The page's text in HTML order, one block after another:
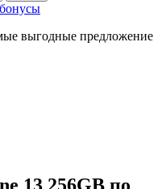
выгодные предложение